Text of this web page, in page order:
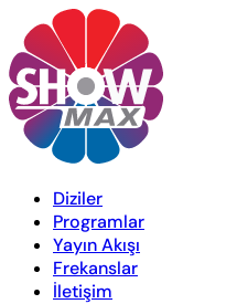
Diziler
Programlar
Yayın Akışı
Frekanslar
İletişim